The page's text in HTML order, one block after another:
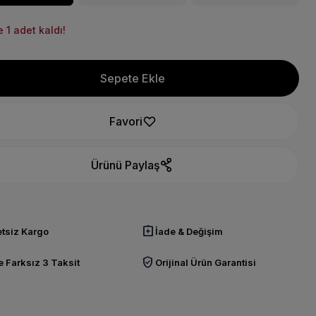
1 adet kaldı!
Sepete Ekle
Favori
Ürünü Paylaş
Kargo assignment_return İade & Değişim
Farksız 3 Taksit verified_user Orijinal Ürün Garantisi